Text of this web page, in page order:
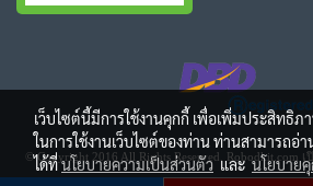
© Copyright 2016 All Rights Reserved. Robodkit.com
เว็บไซต์นี้มีการใช้งานคุกกี้ เพื่อเพิ่มประสิทธิ
ในการใช้งานเว็บไซต์ของท่าน ท่านสามารถอ่า
ได้ที่นโยบายความเป็นส่วนตัวและนโยบาย